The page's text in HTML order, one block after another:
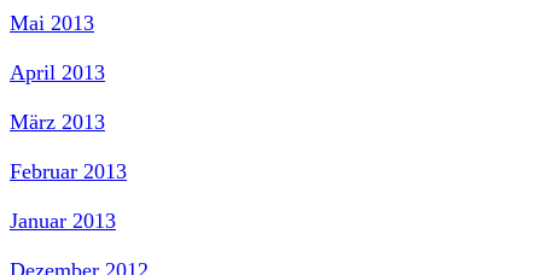
Mai 2013
April 2013
März 2013
Februar 2013
Januar 2013
Dezember 2012